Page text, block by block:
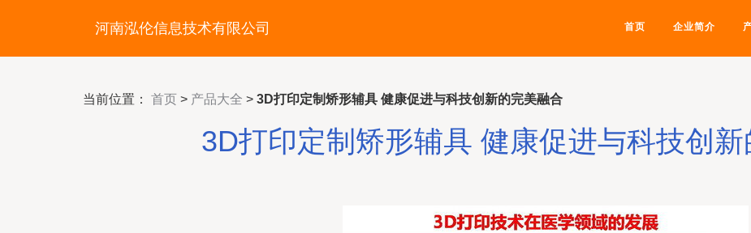
河南泓伦信息技术有限公司 首页 企业简介
当前位置： 首页 > 产品大全 > 3D打印定制矫形辅具 健康促进与科技创新的完美融合
3D打印定制矫形辅具 健康促进与科技创